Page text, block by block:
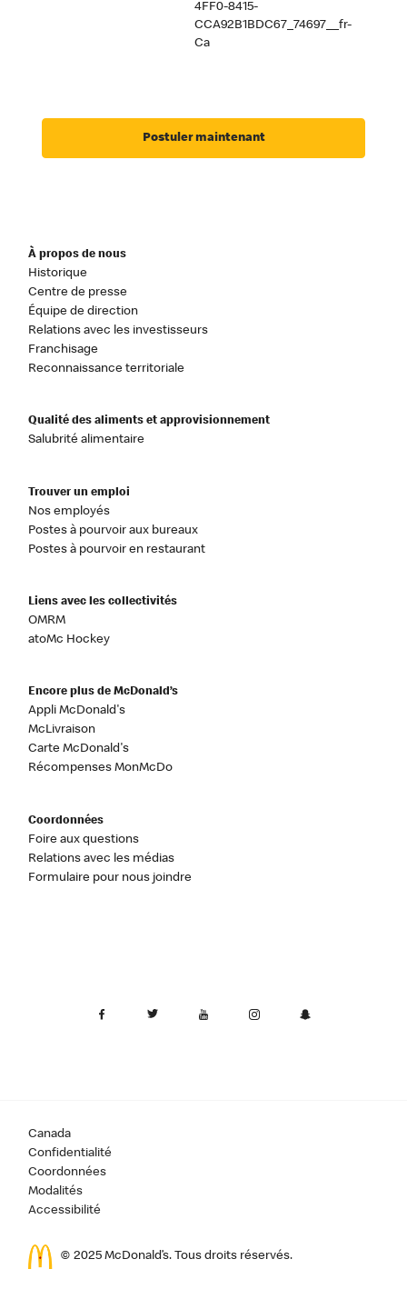
4FF0-8415-
CCA92B1BDC67_74697__fr-
Ca
Postuler maintenant
À propos de nous
Historique
Centre de presse
Équipe de direction
Relations avec les investisseurs
Franchisage
Reconnaissance territoriale
Qualité des aliments et approvisionnement
Salubrité alimentaire
Trouver un emploi
Nos employés
Postes à pourvoir aux bureaux
Postes à pourvoir en restaurant
Liens avec les collectivités
OMRM
atoMc Hockey
Encore plus de McDonald’s
Appli McDonald's
McLivraison
Carte McDonald's
Récompenses MonMcDo
Coordonnées
Foire aux questions
Relations avec les médias
Formulaire pour nous joindre
Canada
Confidentialité
Coordonnées
Modalités
Accessibilité
© 2025 McDonald’s. Tous droits réservés.